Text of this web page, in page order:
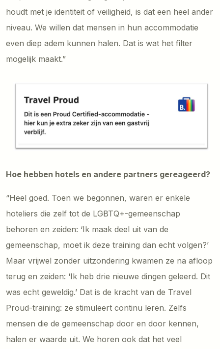
houdt met je identiteit of veiligheid, is dat een heel ander
niveau. We willen dat mensen in hun accommodatie
even diep adem kunnen halen. Dat is wat het filter
mogelijk maakt.”
Hoe hebben hotels en andere partners gereageerd?
“Heel goed. Toen we begonnen, waren er enkele
hoteliers die zelf tot de LGBTQ+-gemeenschap
behoren en zeiden: ‘Ik maak deel uit van de
gemeenschap, moet ik deze training dan echt volgen?’
Maar vrijwel zonder uitzondering kwamen ze na afloop
terug en zeiden: ‘Ik heb drie nieuwe dingen geleerd. Dit
was echt geweldig.’ Dat is de kracht van de Travel
Proud-training: ze stimuleert continu leren. Zelfs
mensen die de gemeenschap door en door kennen,
halen er waarde uit. We horen ook dat het veel